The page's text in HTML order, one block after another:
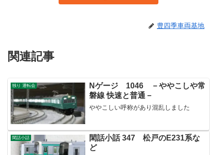
豊四季車両基地
関連記事
独り 運転会
Nゲージ 1046 －ややこしや常
磐線 快速と普通－
ややこしい呼称があり混乱しました
閑話小話
閑話小話 347 松戸のE231系な
ど